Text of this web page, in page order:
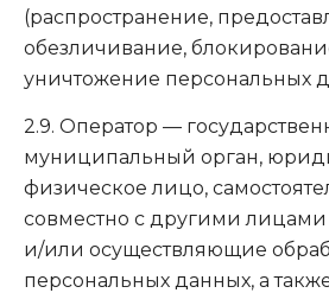
(распространение,
обезличивание,
уничтожение персональных
2.9. Оператор —
муниципальный орган,
физическое лицо,
совместно с другими
и/или осуществляющие
персональных данных, а